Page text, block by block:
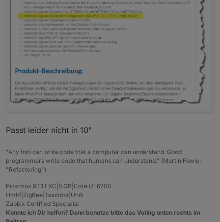
Passt leider nicht in 10"
"Any fool can write code that a computer can understand. Good
programmers write code that humans can understand." (Martin Fowler,
"Refactoring")
Proxmox 9.1.1 LXC|8 GB|Core i7-6700
HmIP|ZigBee|Tasmota|Unifi
Zabbix Certified Specialist
Konnte ich Dir helfen? Dann benutze bitte das Voting unten rechts im